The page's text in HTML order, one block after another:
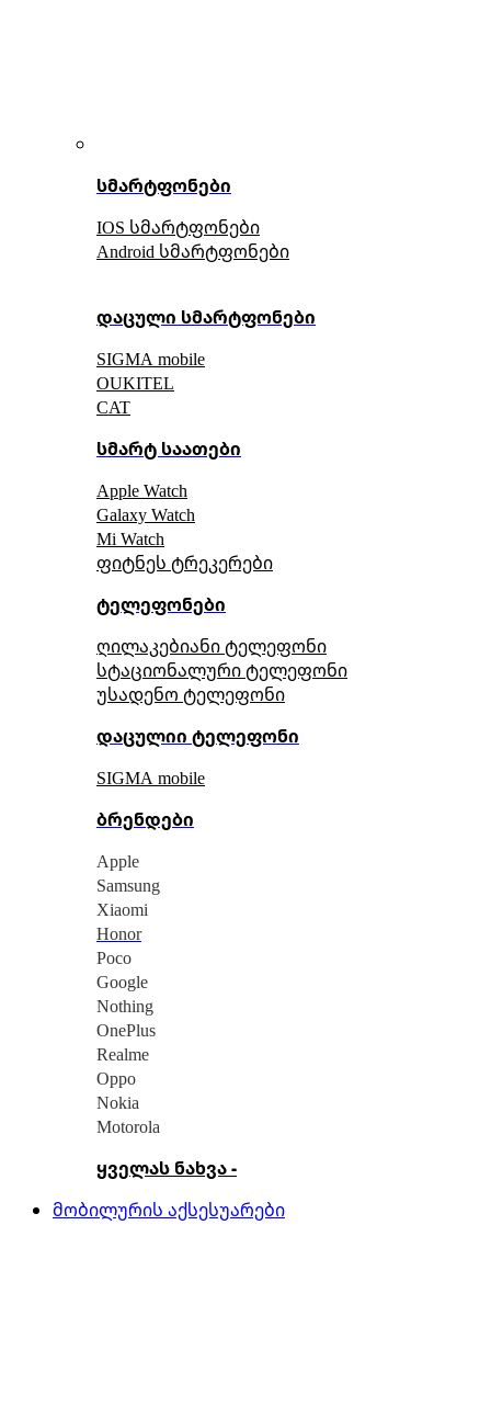
სმარტფონები
IOS სმარტფონები
Android სმარტფონები
დაცული სმარტფონები
SIGMA mobile
OUKITEL
CAT
სმარტ საათები
Apple Watch
Galaxy Watch
Mi Watch
ფიტნეს ტრეკერები
ტელეფონები
ღილაკებიანი ტელეფონი
სტაციონალური ტელეფონი
უსადენო ტელეფონი
დაცულიი ტელეფონი
SIGMA mobile
ბრენდები
Apple
Samsung
Xiaomi
Honor
Poco
Google
Nothing
OnePlus
Realme
Oppo
Nokia
Motorola
ყველას ნახვა -
მობილურის აქსესუარები